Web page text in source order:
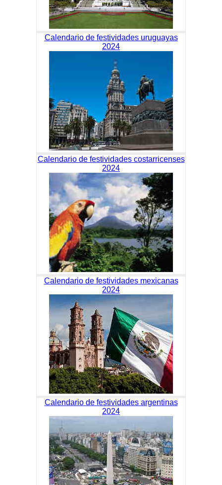
Calendario de festividades uruguayas
2024
Calendario de festividades costarricenses
2024
Calendario de festividades mexicanas
2024
Calendario de festividades argentinas
2024